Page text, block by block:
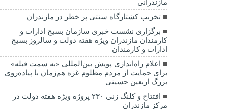
مازندرانی
تخربب کشتارگاه سنتی پر خطر در مازندران
برگزاری نشست خبری سازمان بسیج ادارات و
کارمندان مازندران ویژه هفته دولت و سالروز بسیج
ادارات و کارمندان
اعلام راه‌اندازی پویش بین‌المللی «به سمت قبله»
برای حمایت از مردم مظلوم غزه هم‌زمان با پیاده‌روی
بزرگ اربعین حسینی
افتتاح و کلنگ زنی ۲۳۰ پروژه ویژه هفته دولت در
مرکز مازندران